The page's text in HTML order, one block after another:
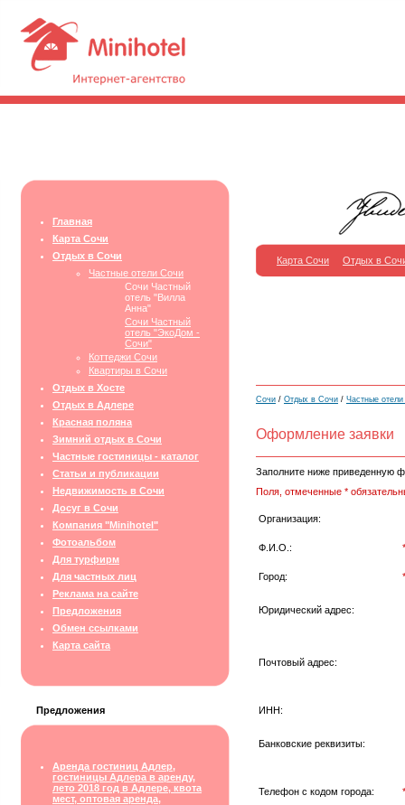
Главная
Карта Сочи
Отдых в Сочи
Частные отели Сочи
Сочи Частный
отель "Вилла
Анна"
Сочи Частный
отель "ЭкоДом -
Сочи"
Коттеджи Сочи
Квартиры в Сочи
Отдых в Хосте
Отдых в Адлере
Красная поляна
Зимний отдых в Сочи
Частные гостиницы - каталог
Статьи и публикации
Недвижимость в Сочи
Досуг в Сочи
Компания "Minihotel"
Фотоальбом
Для турфирм
Для частных лиц
Реклама на сайте
Предложения
Обмен ссылками
Карта сайта
Предложения
Аренда гостиниц Адлер,
гостиницы Адлера в аренду,
лето 2018 год в Адлере, квота
мест, оптовая аренда,
Карта Сочи Отдых в
Сочи / Отдых в Сочи / Частные
Оформление заявки
Заполните ниже приведенную
Поля, отмеченные *
Организация:
Ф.И.О.: *
Город: *
Юридический адрес:
Почтовый адрес:
ИНН:
Банковские реквизиты:
Телефон с кодом города: *